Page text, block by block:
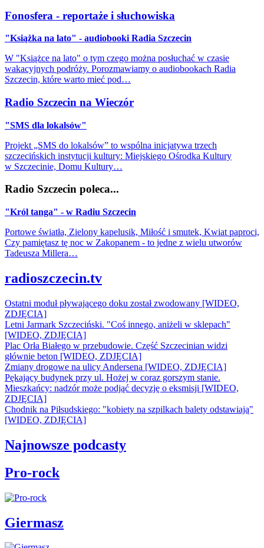
Fonosfera - reportaże i słuchowiska
"Książka na lato" - audiobooki Radia Szczecin
W "Książce na lato" o tym czego można posłuchać w czasie
wakacyjnych podróży. Porozmawiamy o audiobookach Radia
Szczecin, które warto mieć pod…
Radio Szczecin na Wieczór
"SMS dla lokalsów"
Projekt „SMS do lokalsów” to wspólna inicjatywa trzech
szczecińskich instytucji kultury: Miejskiego Ośrodka Kultury
w Szczecinie, Domu Kultury…
Radio Szczecin poleca...
"Król tanga" - w Radiu Szczecin
Portowe światła, Zielony kapelusik, Miłość i smutek, Kwiat paproci,
Czy pamiętasz tę noc w Zakopanem - to jedne z wielu utworów
Tadeusza Millera…
radioszczecin.tv
Ostatni moduł pływającego doku został zwodowany [WIDEO,
ZDJĘCIA]
Letni Jarmark Szczeciński. "Coś innego, aniżeli w sklepach"
[WIDEO, ZDJĘCIA]
Plac Orła Białego w przebudowie. Część Szczecinian widzi
głównie beton [WIDEO, ZDJĘCIA]
Zmiany drogowe na ulicy Andersena [WIDEO, ZDJĘCIA]
Pękający budynek przy ul. Hożej w coraz gorszym stanie.
Mieszkańcy: nadzór może podjąć decyzję o eksmisji [WIDEO,
ZDJĘCIA]
Chodnik na Piłsudskiego: "kobiety na szpilkach balety odstawiają"
[WIDEO, ZDJĘCIA]
Najnowsze podcasty
Pro-rock
Giermasz